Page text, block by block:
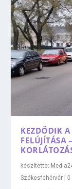
KEZDŐDIK A
FELÚJÍTÁSA
készítette:
Székesfehérvár
0